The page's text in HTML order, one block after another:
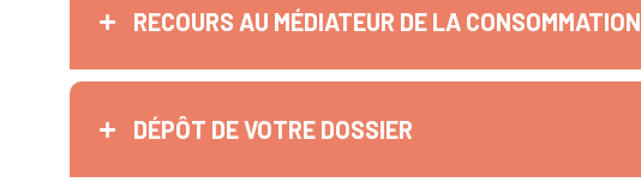
RECOURS AU MÉDIATEUR DE LA CONSOMMATION
DÉPÔT DE VOTRE DOSSIER